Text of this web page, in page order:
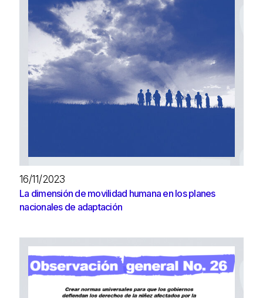
16/11/2023
La dimensión de movilidad humana en los planes
nacionales de adaptación